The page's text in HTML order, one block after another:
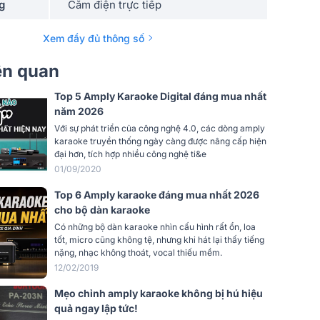
Cắm điện trực tiếp
Stereo
cafe
thị
LED
Có
Đen
Tiêu chuẩn
8Ohm
439(R) x 305(S)x110(C)mm
Xem đầy đủ thông số
quan
Top 5 Amply Karaoke Digital đáng mua nhất
năm 2026
Với sự phát triển của công nghệ 4.0, các dòng amply
karaoke truyền thống ngày càng được nâng cấp hiện
đại hơn, tích hợp nhiều công nghệ ti&e
01/09/2020
Top 6 Amply karaoke đáng mua nhất 2026
cho bộ dàn karaoke
Có những bộ dàn karaoke nhìn cấu hình rất ổn, loa
tốt, micro cũng không tệ, nhưng khi hát lại thấy tiếng
nặng, nhạc không thoát, vocal thiếu mềm.
12/02/2019
Mẹo chỉnh amply karaoke không bị hú hiệu
quả ngay lập tức!